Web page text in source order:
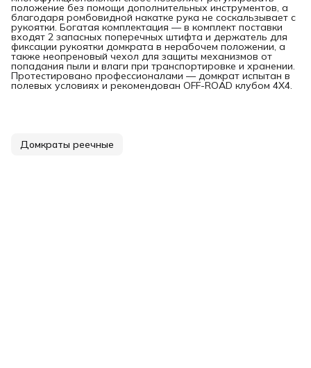
положение без помощи дополнительных инструментов, а
благодаря ромбовидной накатке рука не соскальзывает с
рукоятки. Богатая комплектация — в комплект поставки
входят 2 запасных поперечных штифта и держатель для
фиксации рукоятки домкрата в нерабочем положении, а
также неопреновый чехол для защиты механизмов от
попадания пыли и влаги при транспортировке и хранении.
Протестировано профессионалами — домкрат испытан в
полевых условиях и рекомендован OFF-ROAD клубом 4Х4.
Домкраты реечные